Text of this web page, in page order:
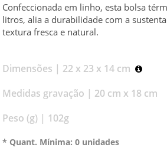
Confeccionada em linho, esta bolsa
litros, alia a durabilidade com a
textura fresca e natural.
Dimensões | 22 x 23 x 14 cm
Medidas gravação | 20 cm x 18 cm
Peso (g) | 102g
* Quant. Mínima: 0 unidades